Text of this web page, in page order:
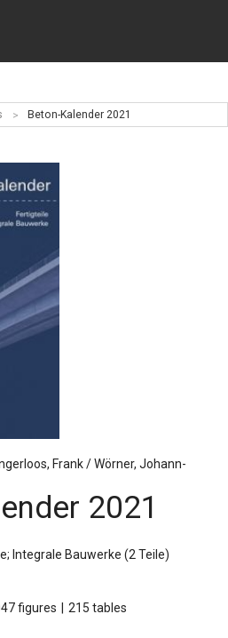
Sprache / Language: EN
Beton-Kalender 2021
Frank / Wörner, Johann-
2021
Integrale Bauwerke (2 Teile)
figures
215 tables